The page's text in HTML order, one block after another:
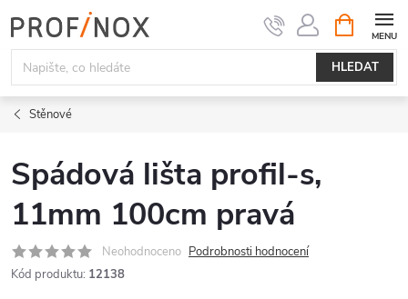
na
obsah
HLEDAT
NÁKUPNÍ
KOŠÍK
Stěnové
Spádová lišta profil-s,
11mm 100cm pravá
Neohodnoceno Podrobnosti hodnocení
Kód produktu: 12138